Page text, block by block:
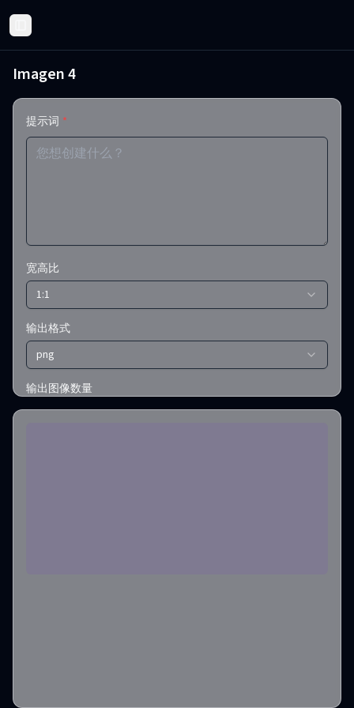
Toggle Sidebar
Imagen 4
提示词 *
宽高比
1:1
输出格式
png
输出图像数量
1